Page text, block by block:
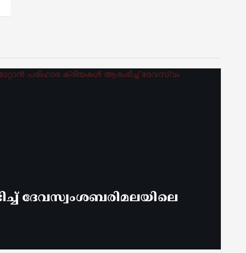
ദേവസ്വംശബരിമലയിലെ